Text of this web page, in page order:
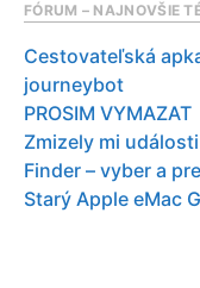
FÓRUM – NAJNOVŠIE
Cestovateľská
journeybot
PROSIM VYMAZAT
Zmizely mi
Finder – vyber a
Starý Apple eMac